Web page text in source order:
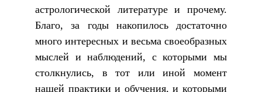
астрологической литературе и прочему.
Благо, за годы накопилось достаточно
много интересных и весьма своеобразных
мыслей и наблюдений, с которыми мы
столкнулись, в тот или иной момент
нашей практики и обучения, и которыми